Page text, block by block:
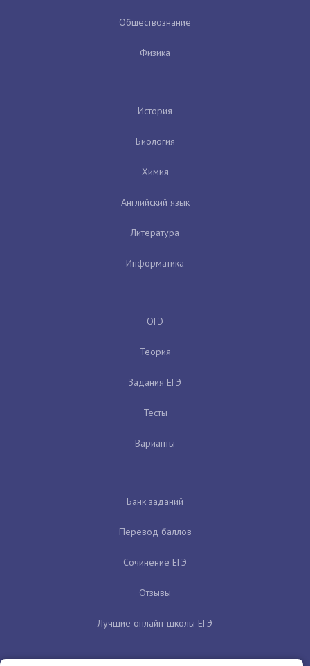
Обществознание
Физика
История
Биология
Химия
Английский язык
Литература
Информатика
ОГЭ
Теория
Задания ЕГЭ
Тесты
Варианты
Банк заданий
Перевод баллов
Сочинение ЕГЭ
Отзывы
Лучшие онлайн-школы ЕГЭ